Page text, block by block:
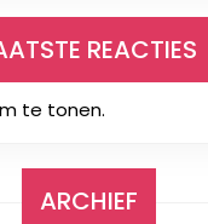
REACTIES
te tonen.
ARCHIEF